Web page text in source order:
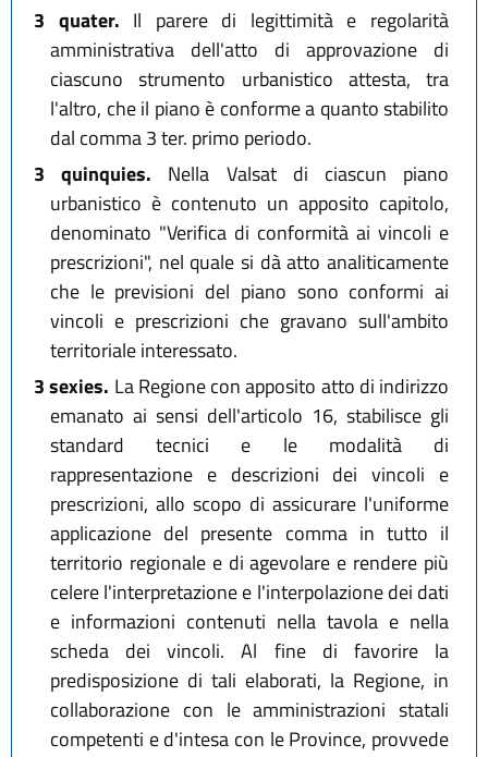
3 quater. Il parere di legittimità e regolarità
amministrativa dell'atto di approvazione di
ciascuno strumento urbanistico attesta, tra
l'altro, che il piano è conforme a quanto stabilito
dal comma 3 ter. primo periodo.
3 quinquies. Nella Valsat di ciascun piano
urbanistico è contenuto un apposito capitolo,
denominato "Verifica di conformità ai vincoli e
prescrizioni", nel quale si dà atto analiticamente
che le previsioni del piano sono conformi ai
vincoli e prescrizioni che gravano sull'ambito
territoriale interessato.
3 sexies. La Regione con apposito atto di indirizzo
emanato ai sensi dell'articolo 16, stabilisce gli
standard tecnici e le modalità di
rappresentazione e descrizioni dei vincoli e
prescrizioni, allo scopo di assicurare l'uniforme
applicazione del presente comma in tutto il
territorio regionale e di agevolare e rendere più
celere l'interpretazione e l'interpolazione dei dati
e informazioni contenuti nella tavola e nella
scheda dei vincoli. Al fine di favorire la
predisposizione di tali elaborati, la Regione, in
collaborazione con le amministrazioni statali
competenti e d'intesa con le Province, provvede